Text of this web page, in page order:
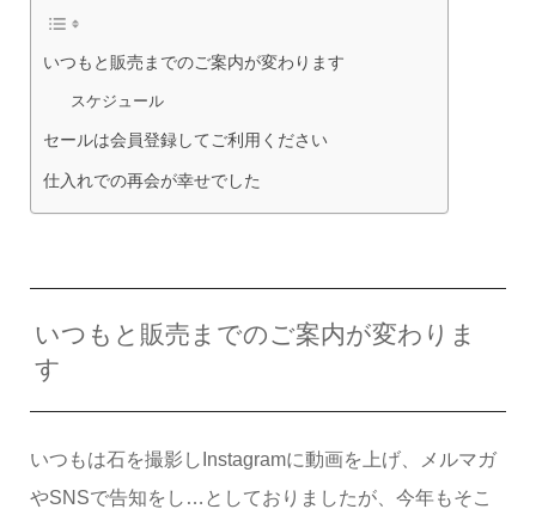
いつもと販売までのご案内が変わります
スケジュール
セールは会員登録してご利用ください
仕入れでの再会が幸せでした
いつもと販売までのご案内が変わりま
す
いつもは石を撮影しInstagramに動画を上げ、メルマガ
やSNSで告知をし…としておりましたが、今年もそこ